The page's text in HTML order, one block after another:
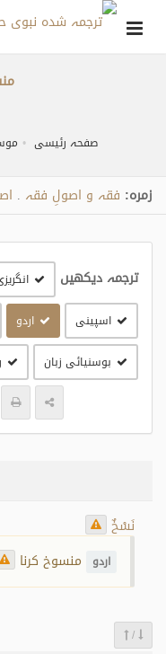
صفحہ رئیسی
زمره: فقہ و اصولِ فقہ
ترجمہ دیکھیں
اسپینی اردو
بوسنیائی زبان
نَسْخٌ
اردو منسوخ کرنا
/